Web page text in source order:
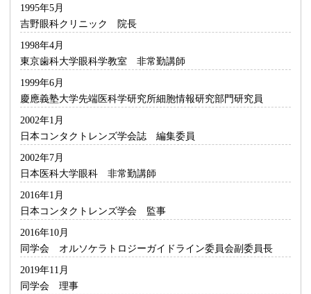
1995年5月
吉野眼科クリニック 院長
1998年4月
東京歯科大学眼科学教室 非常勤講師
1999年6月
慶應義塾大学先端医科学研究所細胞情報研究部門研究員
2002年1月
日本コンタクトレンズ学会誌 編集委員
2002年7月
日本医科大学眼科 非常勤講師
2016年1月
日本コンタクトレンズ学会 監事
2016年10月
同学会 オルソケラトロジーガイドライン委員会副委員長
2019年11月
同学会 理事